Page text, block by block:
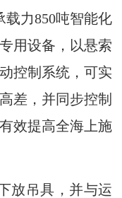
载力850吨智能化
用设备，以悬索
控制系统，可实
差，并同步控制
效提高全海上施
吊具，并与运